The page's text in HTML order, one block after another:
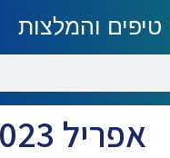
טיפים והמלצות
אפריל 2023